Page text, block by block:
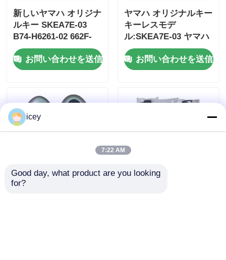
新しいヤマハ オリジナ
ルキー SKEA7E-03
B74-H6261-02 662F-
SKEA7D03
お問い合わせを送信
ヤマハ オリジナルキー
キーレスモデ
ル:SKEA7E-03 ヤマハ
スマートリモートキー
B74-H6261-02/662F-
SKEA7D03
お問い合わせを送信
icey
7:22 AM
Good day, what product are you looking
for?